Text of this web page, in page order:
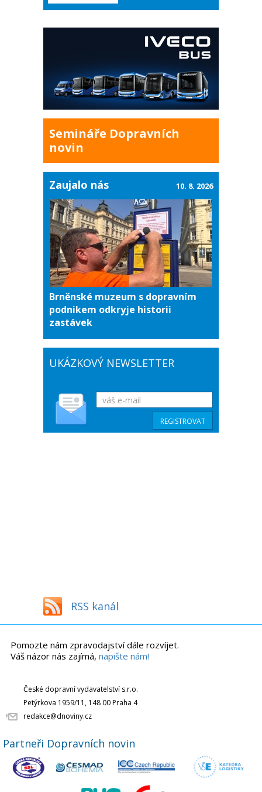
Semináře Dopravních
novin
Zaujalo nás
Brněnské muzeum s dopravním
podnikem odkryje historii
zastávek
10. 8. 2026
UKÁZKOVÝ NEWSLETTER
RSS kanál
Pomozte nám zpravodajství dále rozvíjet.
Váš názor nás zajímá, napište nám!
České dopravní vydavatelství s.r.o.
Petýrkova 1959/11, 148 00 Praha 4
redakce@dnoviny.cz
Partneři Dopravních novin